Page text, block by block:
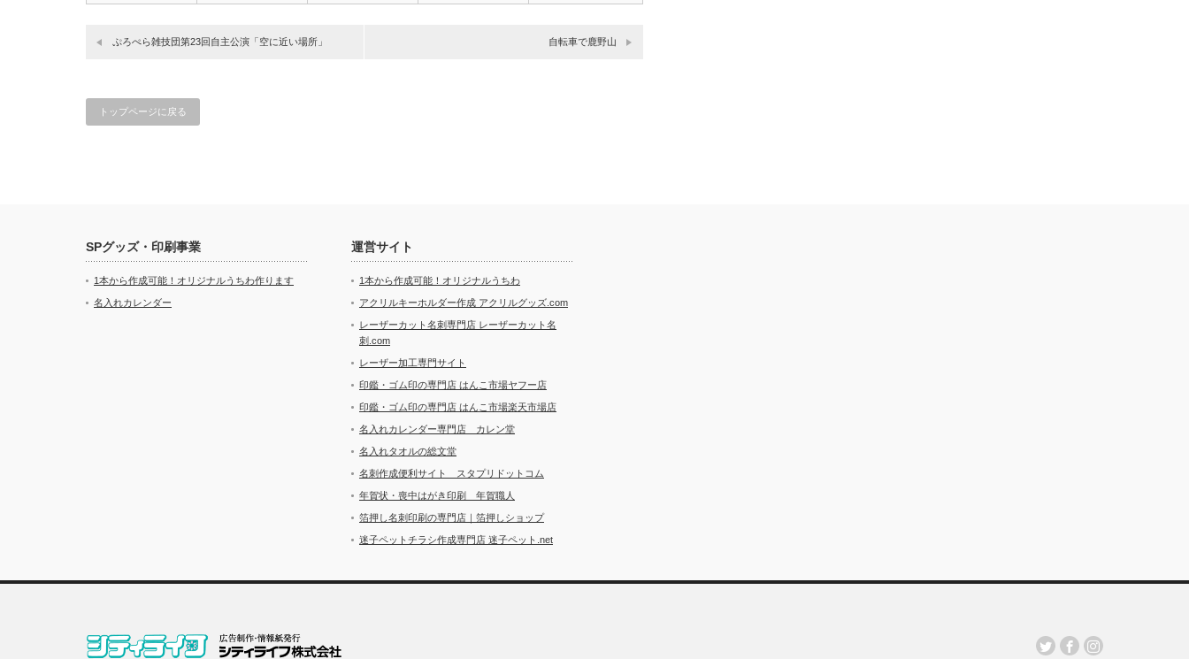
ぷろぺら雑技団第23回自主公演「空に近い場所」 自転車で鹿野山
トップページに戻る
SPグッズ・印刷事業
1本から作成可能！オリジナルうちわ作ります
名入れカレンダー
運営サイト
1本から作成可能！オリジナルうちわ
アクリルキーホルダー作成 アクリルグッズ.com
レーザーカット名刺専門店 レーザーカット名
刺.com
レーザー加工専門サイト
印鑑・ゴム印の専門店 はんこ市場ヤフー店
印鑑・ゴム印の専門店 はんこ市場楽天市場店
名入れカレンダー専門店 カレン堂
名入れタオルの総文堂
名刺作成便利サイト スタプリドットコム
年賀状・喪中はがき印刷 年賀職人
箔押し名刺印刷の専門店｜箔押しショップ
迷子ペットチラシ作成専門店 迷子ペット.net